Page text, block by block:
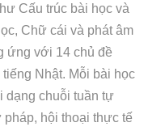
Cấu trúc bài học và
Chữ cái và phát âm
ứng với 14 chủ đề
Nhật. Mỗi bài học
dạng chuỗi tuần tự
hội thoại thực tế